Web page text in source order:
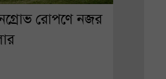
রোপণে নজর